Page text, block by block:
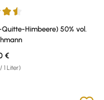
4.5 von 5 Sternen
Himbeere) 50% vol.
1 Liter)
Preis:
€